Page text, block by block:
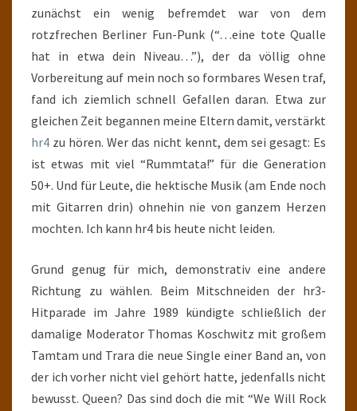
zunächst ein wenig befremdet war von dem
rotzfrechen Berliner Fun-Punk (“…eine tote Qualle
hat in etwa dein Niveau…”), der da völlig ohne
Vorbereitung auf mein noch so formbares Wesen traf,
fand ich ziemlich schnell Gefallen daran. Etwa zur
gleichen Zeit begannen meine Eltern damit, verstärkt
hr4 zu hören. Wer das nicht kennt, dem sei gesagt: Es
ist etwas mit viel “Rummtata!” für die Generation
50+. Und für Leute, die hektische Musik (am Ende noch
mit Gitarren drin) ohnehin nie von ganzem Herzen
mochten. Ich kann hr4 bis heute nicht leiden.
Grund genug für mich, demonstrativ eine andere
Richtung zu wählen. Beim Mitschneiden der hr3-
Hitparade im Jahre 1989 kündigte schließlich der
damalige Moderator Thomas Koschwitz mit großem
Tamtam und Trara die neue Single einer Band an, von
der ich vorher nicht viel gehört hatte, jedenfalls nicht
bewusst. Queen? Das sind doch die mit “We Will Rock